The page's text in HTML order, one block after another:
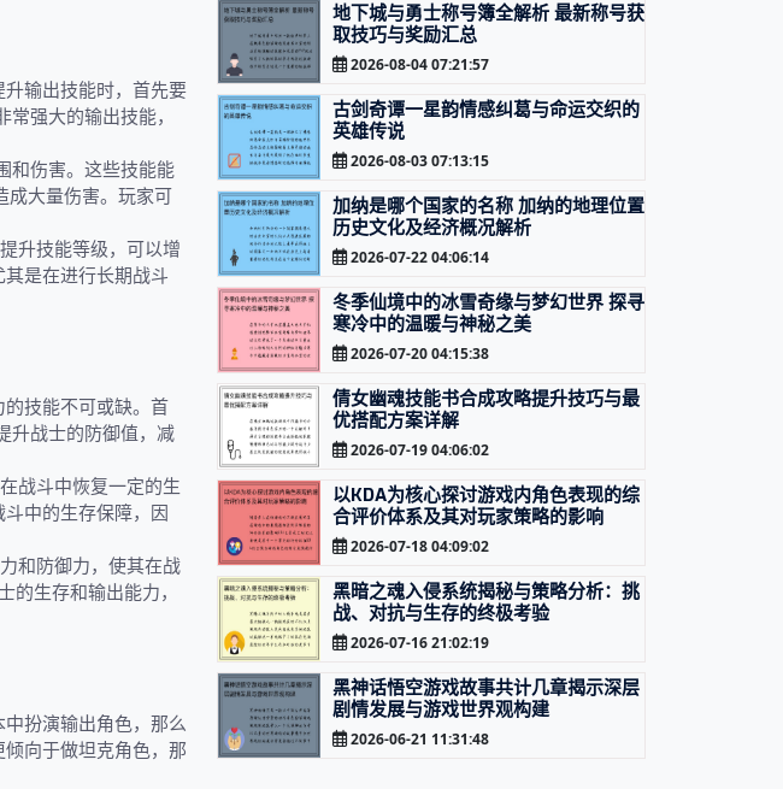
输出技能时，首先要
强大的输出技能，
和伤害。这些技能能
成大量伤害。玩家可
升技能等级，可以增
是在进行长期战斗
技能不可或缺。首
升战士的防御值，减
战斗中恢复一定的生
中的生存保障，因
和防御力，使其在战
生存和输出能力，
扮演输出角色，那么
向于做坦克角色，那
地下城与勇士称号簿全解析 最新称号获
取技巧与奖励汇总
2026-08-04 07:21:57
古剑奇谭一星韵情感纠葛与命运交织的
英雄传说
2026-08-03 07:13:15
加纳是哪个国家的名称 加纳的地理位置
历史文化及经济概况解析
2026-07-22 04:06:14
冬季仙境中的冰雪奇缘与梦幻世界 探寻
寒冷中的温暖与神秘之美
2026-07-20 04:15:38
倩女幽魂技能书合成攻略提升技巧与最
优搭配方案详解
2026-07-19 04:06:02
以KDA为核心探讨游戏内角色表现的综
合评价体系及其对玩家策略的影响
2026-07-18 04:09:02
黑暗之魂入侵系统揭秘与策略分析：挑
战、对抗与生存的终极考验
2026-07-16 21:02:19
黑神话悟空游戏故事共计几章揭示深层
剧情发展与游戏世界观构建
2026-06-21 11:31:48